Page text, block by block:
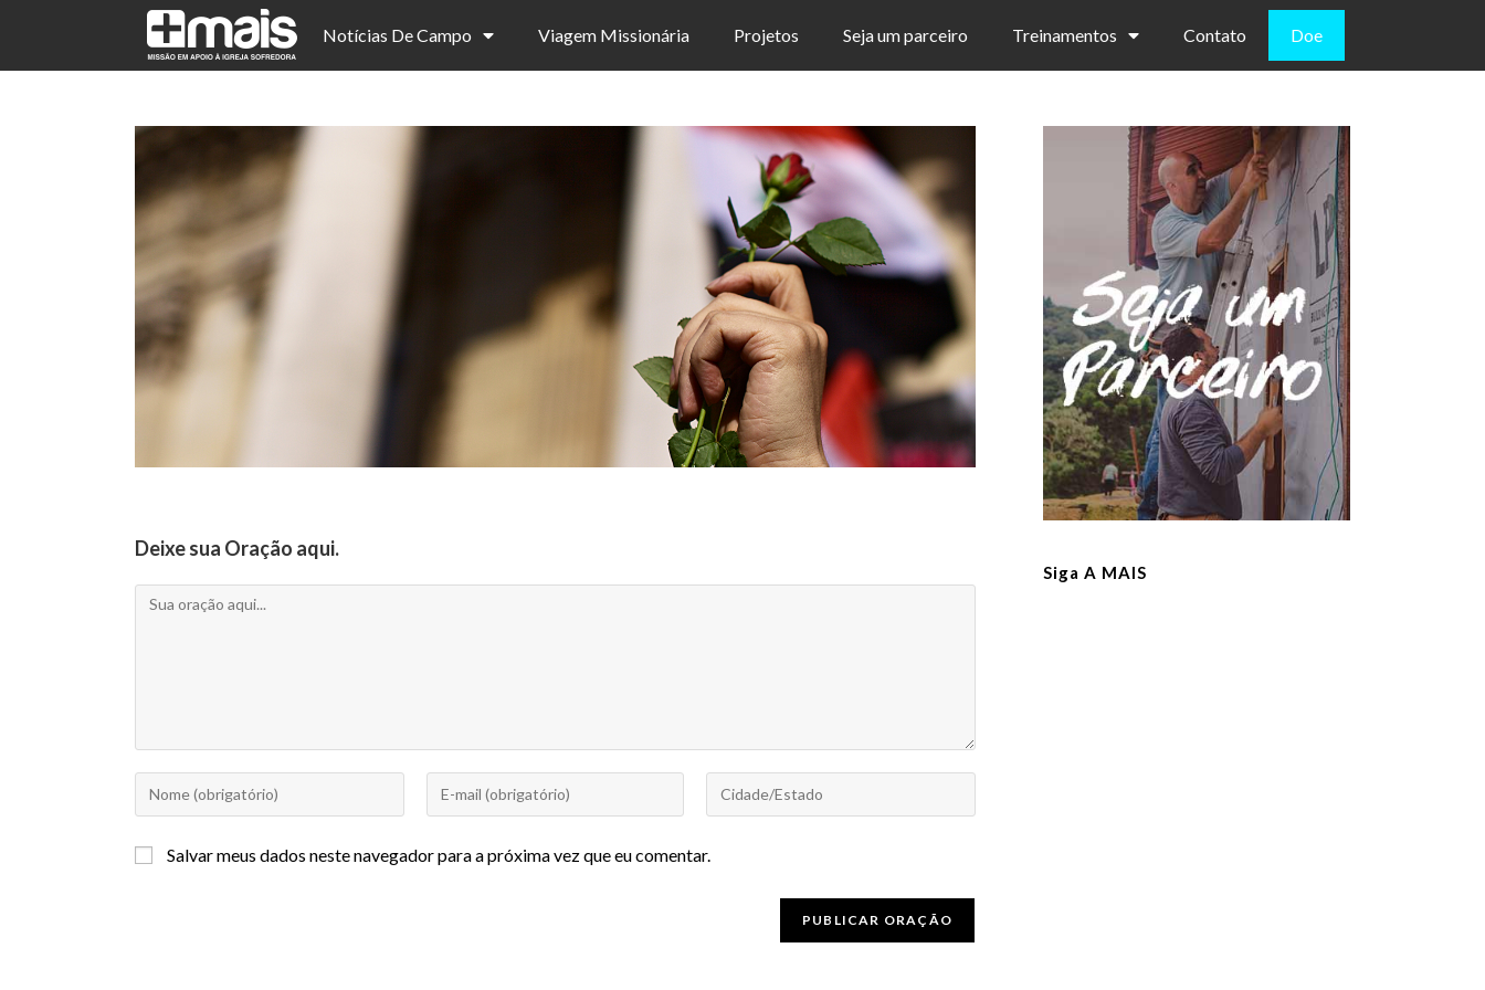
Notícias De Campo Viagem Missionária Projetos Seja um parceiro Treinamentos Contato Doe
Deixe sua Oração aqui.
Salvar meus dados neste navegador para a próxima vez que eu comentar.
Siga A MAIS